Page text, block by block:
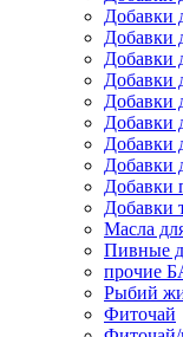
Добавки
Добавки
Добавки
Добавки
Добавки
Добавки
Добавки
Добавки
Добавки
Добавки
Масла
Пивные
прочие
Рыбий
Фиточай